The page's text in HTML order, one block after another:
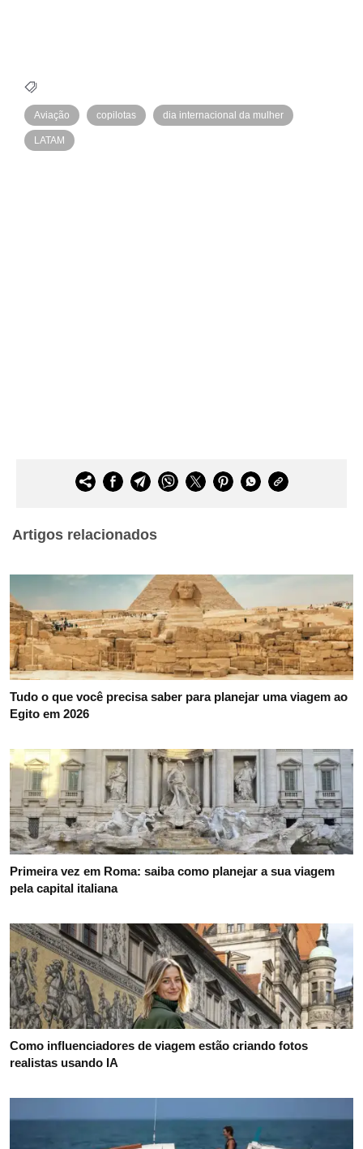
Aviação copilotas dia internacional da mulher
LATAM
Artigos relacionados
Tudo o que você precisa saber para planejar uma viagem ao
Egito em 2026
Primeira vez em Roma: saiba como planejar a sua viagem
pela capital italiana
Como influenciadores de viagem estão criando fotos
realistas usando IA